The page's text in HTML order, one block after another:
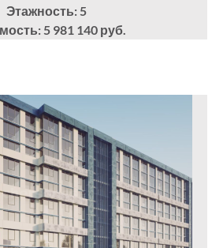
Этажность: 5
5 981 140 руб.